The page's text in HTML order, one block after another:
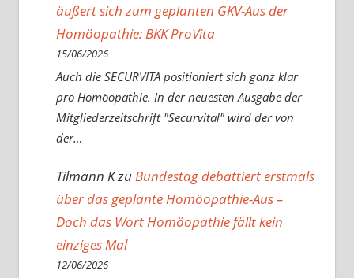
äußert sich zum geplanten GKV-Aus der
Homöopathie: BKK ProVita
15/06/2026
Auch die SECURVITA positioniert sich ganz klar
pro Homöopathie. In der neuesten Ausgabe der
Mitgliederzeitschrift "Securvital" wird der von
der…
Tilmann KzuBundestag debattiert erstmals
über das geplante Homöopathie-Aus –
Doch das Wort Homöopathie fällt kein
einziges Mal
12/06/2026